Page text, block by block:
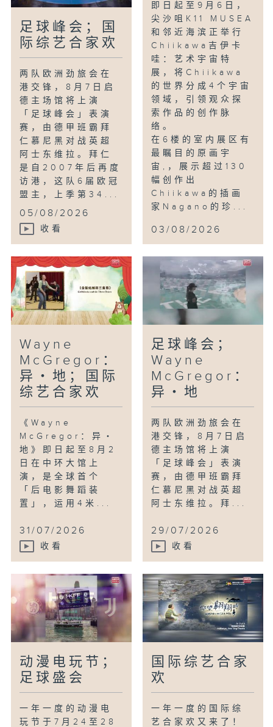
足球峰会；国
际综艺合家欢
两队欧洲劲旅会在
港交锋，8月7日启
德主场馆将上演
「足球峰会」表演
赛，由德甲班霸拜
仁慕尼黑对战英超
阿士东维拉。拜仁
是自2007年后再度
访港，这队6届欧冠
盟主，上季第34...
05/08/2026
收看
即日起至9月6日，
尖沙咀K11 MUSEA
和邻近海滨正举行
Chiikawa吉伊卡
哇：艺术宇宙特
展，将Chiikawa
的世界分成4个宇宙
领域，引领观众探
索作品的创作脉
络。
在6楼的室内展区有
最瞩目的原画宇
宙,，展示超过130
幅创作出
Chiikawa的插画
家Nagano的珍...
03/08/2026
Wayne
McGregor：
异・地；国际
综艺合家欢
《Wayne
McGregor：异・
地》即日起至8月2
日在中环大馆上
演，是全球首个
「后电影舞蹈装
置」，运用4米...
31/07/2026
收看
足球峰会；
Wayne
McGregor：
异・地
两队欧洲劲旅会在
港交锋，8月7日启
德主场馆将上演
「足球峰会」表演
赛，由德甲班霸拜
仁慕尼黑对战英超
阿士东维拉。拜...
29/07/2026
收看
动漫电玩节；
足球盛会
一年一度的动漫电
玩节于7月24至28
国际综艺合家
欢
一年一度的国际综
艺合家欢又来了！